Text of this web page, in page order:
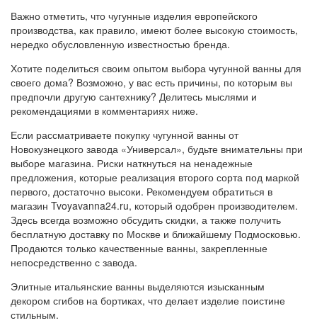
Важно отметить, что чугунные изделия европейского
производства, как правило, имеют более высокую стоимость,
нередко обусловленную известностью бренда.
Хотите поделиться своим опытом выбора чугунной ванны для
своего дома? Возможно, у вас есть причины, по которым вы
предпочли другую сантехнику? Делитесь мыслями и
рекомендациями в комментариях ниже.
Если рассматриваете покупку чугунной ванны от
Новокузнецкого завода «Универсал», будьте внимательны при
выборе магазина. Риски наткнуться на ненадежные
предложения, которые реализация второго сорта под маркой
первого, достаточно высоки. Рекомендуем обратиться в
магазин Tvoyavanna24.ru, который одобрен производителем.
Здесь всегда возможно обсудить скидки, а также получить
бесплатную доставку по Москве и ближайшему Подмосковью.
Продаются только качественные ванны, закрепленные
непосредственно с завода.
Элитные итальянские ванны выделяются изысканным
декором сгибов на бортиках, что делает изделие поистине
стильным.